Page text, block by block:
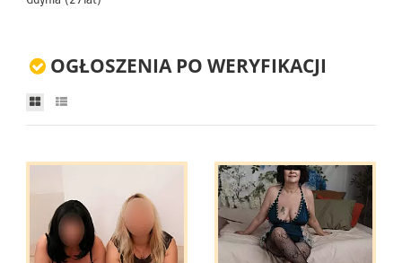
OGŁOSZENIA PO WERYFIKACJI